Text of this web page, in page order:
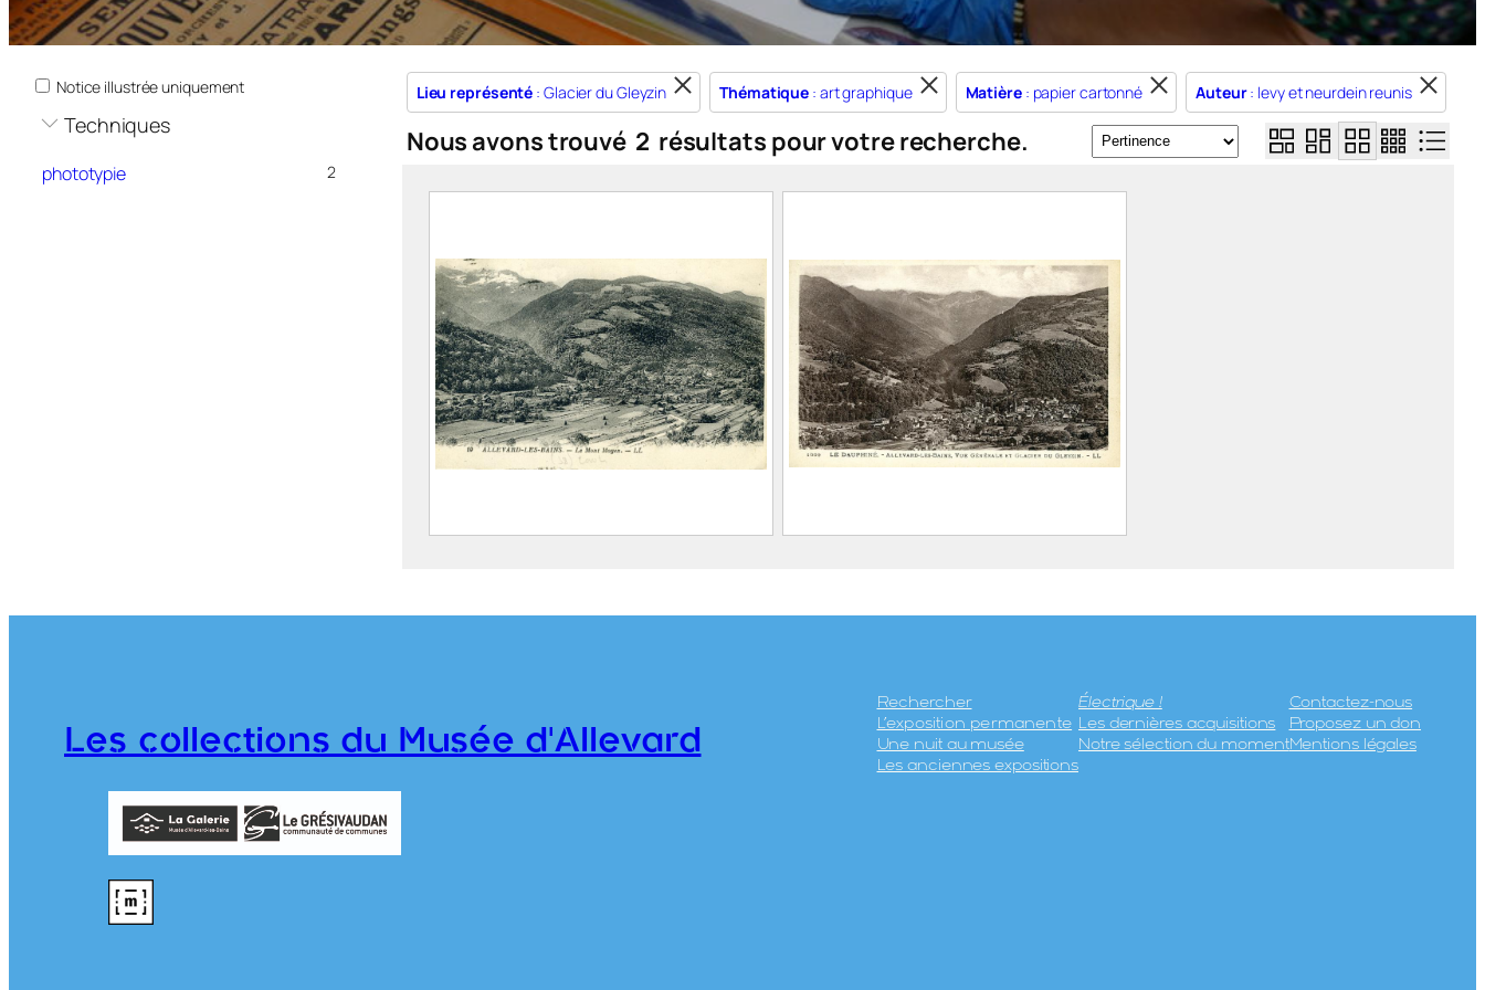
Notice illustrée uniquement
Techniques
phototypie 2
Lieu représenté : Glacier du Gleyzin Thématique : art graphique Matière: papier cartonné Auteur: levy et neurdein reunis
Nous avons trouvé 2 résultats pour votre recherche.
Vue d’Allevard et du Mont
LEVY ET NEURDEIN REUNIS
Vue générale d’Allevard
2023.1.50
Les collections du Musée d'Allevard
Rechercher
L’exposition permanente
Une nuit au musée
Les anciennes expositions
Électrique !
Les dernières acquisitions
Notre sélection du moment
Contactez-nous
Proposez un don
Mentions légales